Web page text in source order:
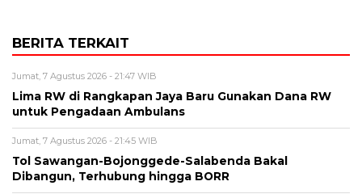
BERITA TERKAIT
Jumat, 7 Agustus 2026 - 21:47 WIB
Lima RW di Rangkapan Jaya Baru Gunakan Dana RW
untuk Pengadaan Ambulans
Jumat, 7 Agustus 2026 - 21:45 WIB
Tol Sawangan-Bojonggede-Salabenda Bakal
Dibangun, Terhubung hingga BORR